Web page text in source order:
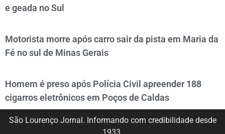
e geada no Sul
Motorista morre após carro sair da pista em Maria da
Fé no sul de Minas Gerais
Homem é preso após Polícia Civil apreender 188
cigarros eletrônicos em Poços de Caldas
São Lourenço Jornal. Informando com credibilidade desde
1933.